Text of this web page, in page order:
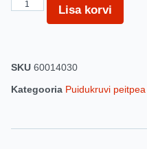
Lisa korvi
SKU 60014030
Kategooria Puidukruvi